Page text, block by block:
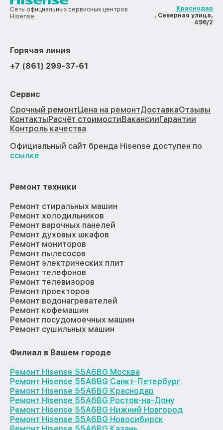
Сеть официальных сервисных центров
Hisense
Краснодар
, Северная улица,
496/2
Горячая линия
+7 (861) 299-37-61
Сервис
Срочный ремонтЦена на ремонтДоставкаОтзывы
КонтактыРасчёт стоимостиВакансииГарантии
Контроль качества
Официальный сайт бренда Hisense доступен по
ссылке
Ремонт техники
Ремонт стиральных машин
Ремонт холодильников
Ремонт варочных панелей
Ремонт духовых шкафов
Ремонт мониторов
Ремонт пылесосов
Ремонт электрических плит
Ремонт телефонов
Ремонт телевизоров
Ремонт проекторов
Ремонт водонагревателей
Ремонт кофемашин
Ремонт посудомоечных машин
Ремонт сушильных машин
Филиал в Вашем городе
Ремонт Hisense 55A6BG Москва
Ремонт Hisense 55A6BG Санкт-Петербург
Ремонт Hisense 55A6BG Краснодар
Ремонт Hisense 55A6BG Ростов-на-Дону
Ремонт Hisense 55A6BG Нижний Новгород
Ремонт Hisense 55A6BG Новосибирск